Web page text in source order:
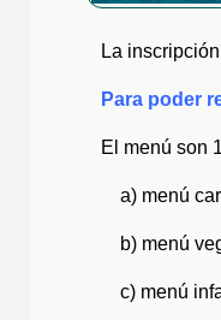
La
Para poder
El menú son
a) menú
b) menú
c) menú